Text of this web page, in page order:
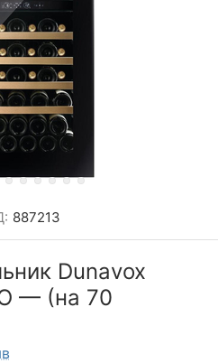
887213
Dunavox
— (на 70